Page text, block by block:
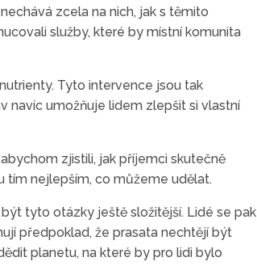
zcela na nich, jak s těmito
služby, které by místní komunita
Tyto intervence jsou tak
navíc umožňuje lidem zlepšit si vlastní
zjistili, jak příjemci skutečně
tím nejlepším, co můžeme udělat.
tyto otázky ještě složitější. Lidé se pak
předpoklad, že prasata nechtějí být
planetu, na které by pro lidi bylo